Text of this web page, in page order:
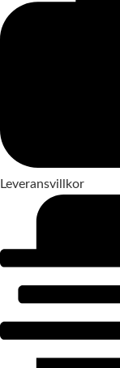
Leveransvillkor